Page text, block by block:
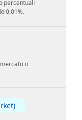
percentuali
0,01%.
o